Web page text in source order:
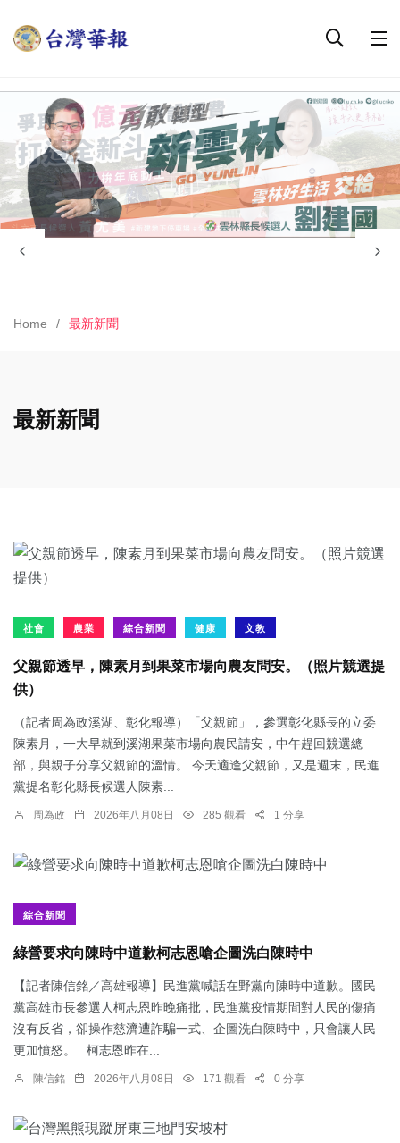
Home 最新新聞
最新新聞
社會 農業 綜合新聞 健康 文教
父親節透早，陳素月到果菜市場向農友問安。（照片競選提
供）
（記者周為政溪湖、彰化報導）「父親節」，參選彰化縣長的立委
陳素月，一大早就到溪湖果菜市場向農民請安，中午趕回競選總
部，與親子分享父親節的溫情。 今天適逢父親節，又是週末，民進
黨提名彰化縣長候選人陳素...
周為政 2026年八月08日 285 觀看 1 分享
綜合新聞
綠營要求向陳時中道歉柯志恩嗆企圖洗白陳時中
【記者陳信銘／高雄報導】民進黨喊話在野黨向陳時中道歉。國民
黨高雄市長參選人柯志恩昨晚痛批，民進黨疫情期間對人民的傷痛
沒有反省，卻操作慈濟遭詐騙一式、企圖洗白陳時中，只會讓人民
更加憤怒。 柯志恩昨在...
陳信銘 2026年八月08日 171 觀看 0 分享